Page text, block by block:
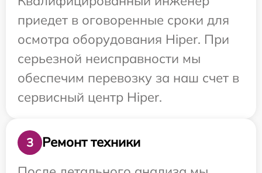
приедет в оговоренные сроки для
осмотра оборудования Hiper. При
серьезной неисправности мы
обеспечим перевозку за наш счет в
сервисный центр Hiper.
3
Ремонт техники